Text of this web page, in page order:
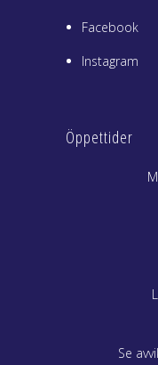
Facebook
Instagram
Öppettider
Se